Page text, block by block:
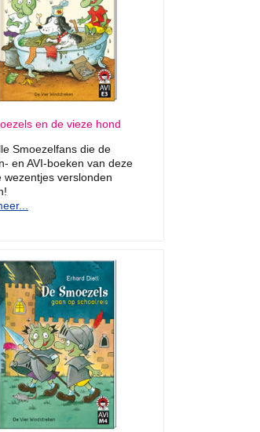
en de vieze hond
Smoezelfans die de
en AVI-boeken van deze
wezentjes verslonden